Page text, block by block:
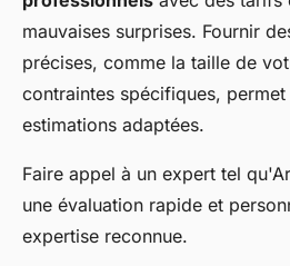
mauvaises surprises. Fournir
précises, comme la taille de
contraintes spécifiques,
estimations adaptées.
Faire appel à un expert tel
une évaluation rapide et
expertise reconnue.